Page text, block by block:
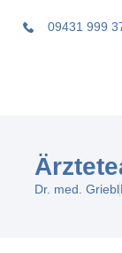
09431 999
Dr. med. Griebl